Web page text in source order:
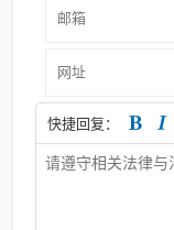
快捷回复：